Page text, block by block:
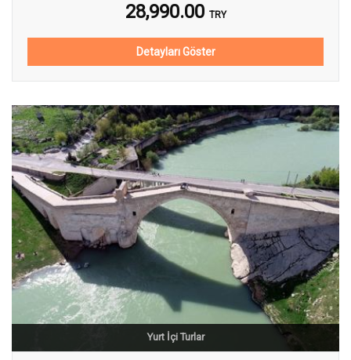
28,990.00 TRY
Detayları Göster
Yurt İçi Turlar